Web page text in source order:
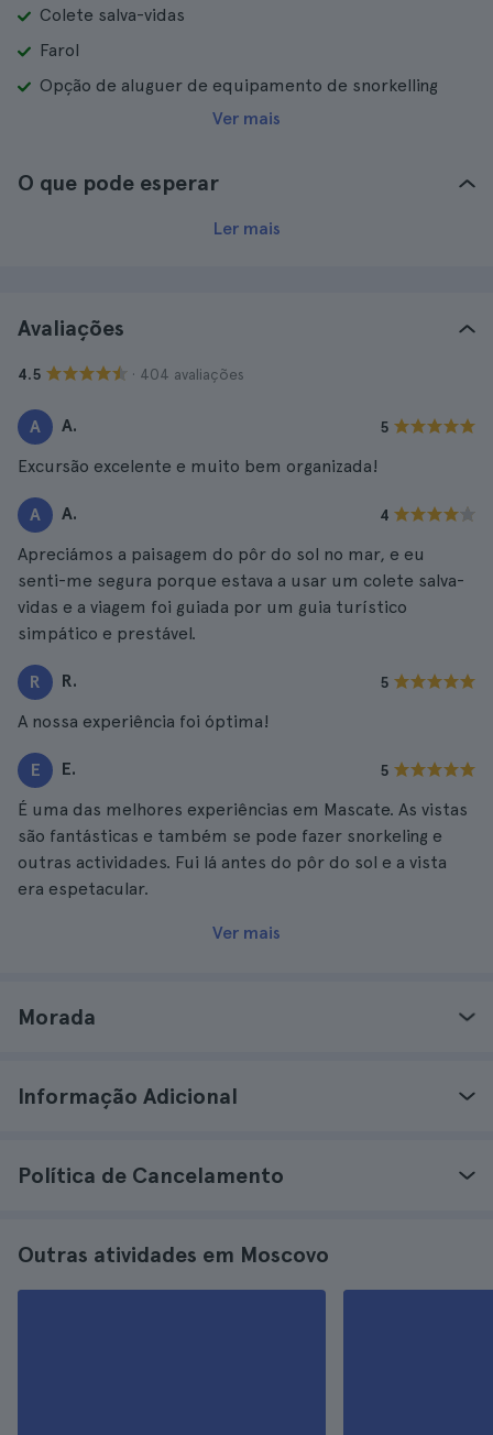
Colete salva-vidas
Farol
Opção de aluguer de equipamento de snorkelling
Ver mais
O que pode esperar
Ler mais
Avaliações
4.5 · 404 avaliações
A A. 5
Excursão excelente e muito bem organizada!
A A. 4
Apreciámos a paisagem do pôr do sol no mar, e eu
senti-me segura porque estava a usar um colete salva-
vidas e a viagem foi guiada por um guia turístico
simpático e prestável.
R R. 5
A nossa experiência foi óptima!
E E. 5
É uma das melhores experiências em Mascate. As vistas
são fantásticas e também se pode fazer snorkeling e
outras actividades. Fui lá antes do pôr do sol e a vista
era espetacular.
Ver mais
Morada
Informação Adicional
Política de Cancelamento
Outras atividades em Moscovo